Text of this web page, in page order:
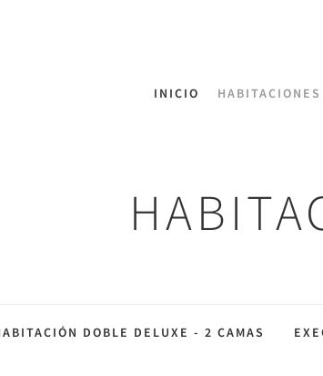
INICIO HABITACIONES
DOBLE DELUXE - 2 CAMAS